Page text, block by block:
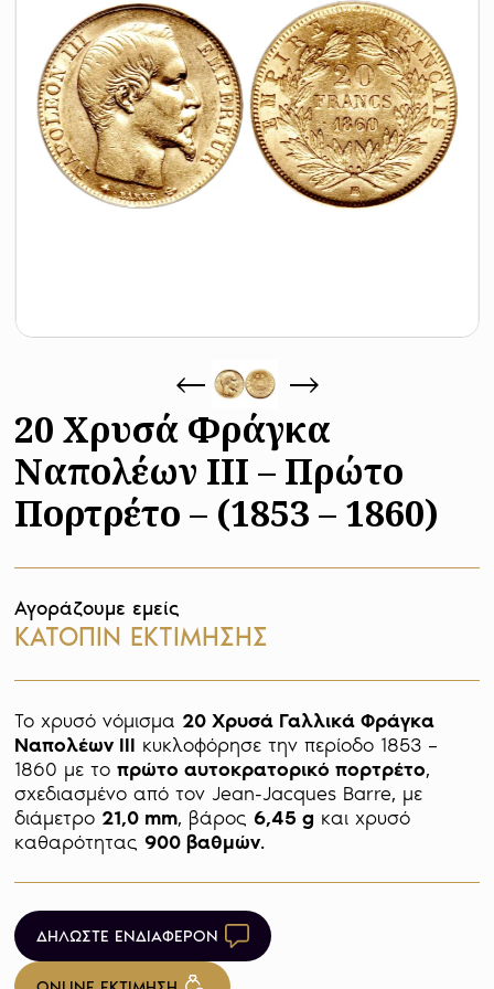
20 Χρυσά Φράγκα
Ναπολέων ΙΙΙ – Πρώτο
Πορτρέτο – (1853 – 1860)
Αγοράζουμε εμείς
ΚΑΤΟΠΙΝ ΕΚΤΙΜΗΣΗΣ
Το χρυσό νόμισμα 20 Χρυσά Γαλλικά Φράγκα
Ναπολέων ΙΙΙ κυκλοφόρησε την περίοδο 1853 –
1860 με το πρώτο αυτοκρατορικό πορτρέτο,
σχεδιασμένο από τον Jean-Jacques Barre, με
διάμετρο 21,0 mm, βάρος 6,45 g και χρυσό
καθαρότητας 900 βαθμών.
ΔΗΛΩΣΤΕ ΕΝΔΙΑΦΕΡΟΝ